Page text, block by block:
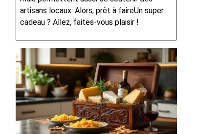
artisans locaux. Alors, prêt à faireUn super
cadeau ? Allez, faites-vous plaisir !